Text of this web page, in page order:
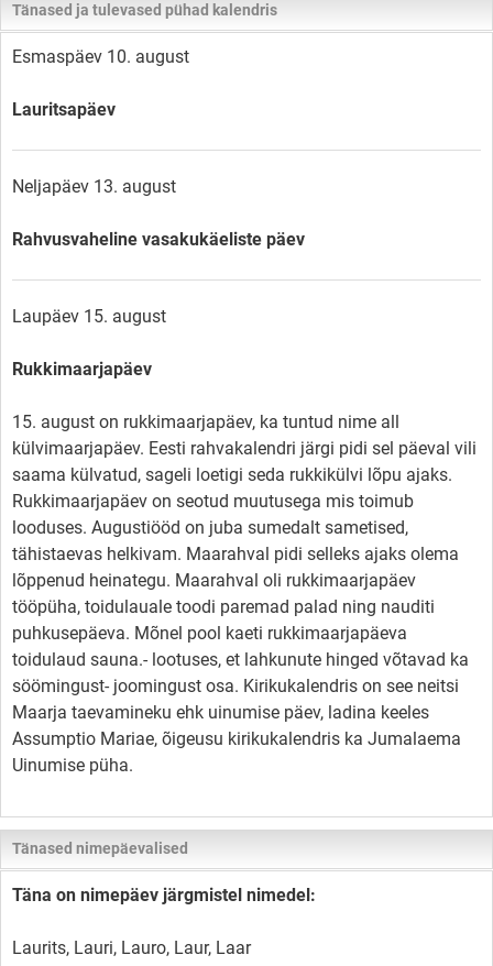
Tänased ja tulevased pühad kalendris
Esmaspäev 10. august
Lauritsapäev
Neljapäev 13. august
Rahvusvaheline vasakukäeliste päev
Laupäev 15. august
Rukkimaarjapäev
15. august on rukkimaarjapäev, ka tuntud nime all
külvimaarjapäev. Eesti rahvakalendri järgi pidi sel päeval vili
saama külvatud, sageli loetigi seda rukkikülvi lõpu ajaks.
Rukkimaarjapäev on seotud muutusega mis toimub
looduses. Augustiööd on juba sumedalt sametised,
tähistaevas helkivam. Maarahval pidi selleks ajaks olema
lõppenud heinategu. Maarahval oli rukkimaarjapäev
tööpüha, toidulauale toodi paremad palad ning nauditi
puhkusepäeva. Mõnel pool kaeti rukkimaarjapäeva
toidulaud sauna.- lootuses, et lahkunute hinged võtavad ka
söömingust- joomingust osa. Kirikukalendris on see neitsi
Maarja taevamineku ehk uinumise päev, ladina keeles
Assumptio Mariae, õigeusu kirikukalendris ka Jumalaema
Uinumise püha.
Tänased nimepäevalised
Täna on nimepäev järgmistel nimedel:
Laurits, Lauri, Lauro, Laur, Laar